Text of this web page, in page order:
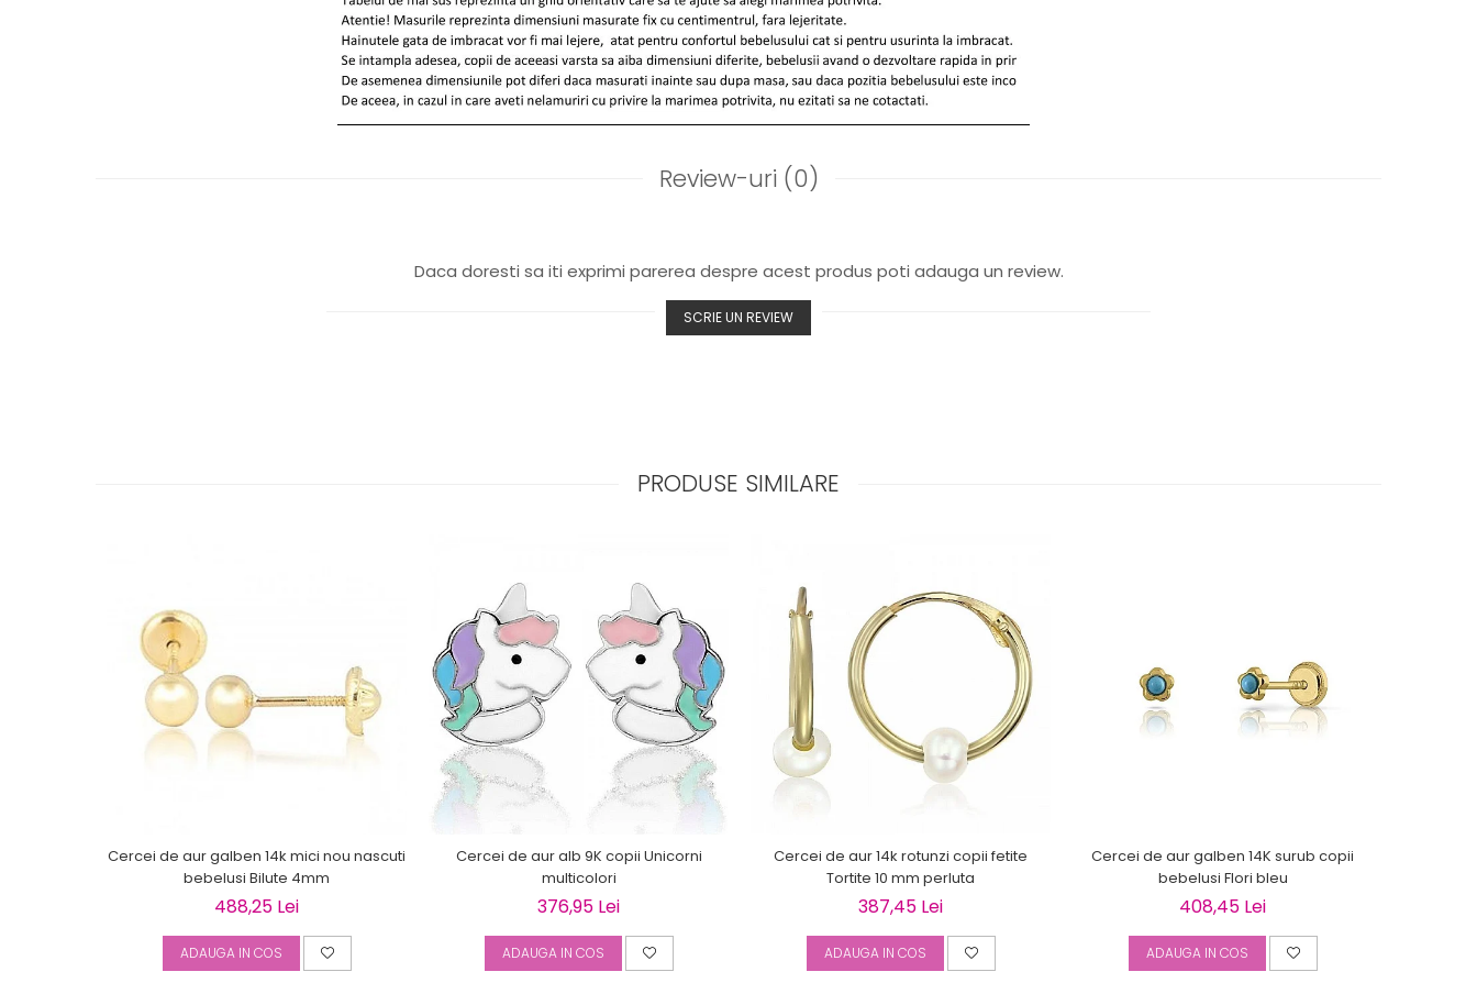
Review-uri (0)
Daca doresti sa iti exprimi parerea despre acest produs poti adauga un review.
SCRIE UN REVIEW
PRODUSE SIMILARE
Cercei de aur galben 14k mici nou nascuti
bebelusi Bilute 4mm
488,25 Lei
ADAUGA IN COS
Cercei de aur alb 9K copii Unicorni
multicolori
376,95 Lei
ADAUGA IN COS
Cercei de aur 14k rotunzi copii fetite
Tortite 10 mm perluta
387,45 Lei
ADAUGA IN COS
Cercei de aur galben 14K surub copii
bebelusi Flori bleu
408,45 Lei
ADAUGA IN COS